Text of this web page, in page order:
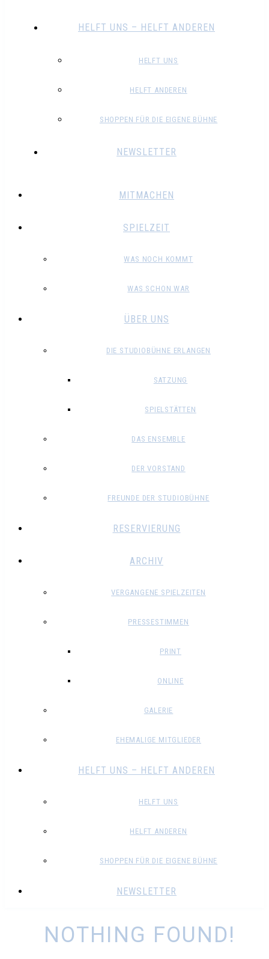
HELFT UNS – HELFT ANDEREN
HELFT UNS
HELFT ANDEREN
SHOPPEN FÜR DIE EIGENE BÜHNE
NEWSLETTER
MITMACHEN
SPIELZEIT
WAS NOCH KOMMT
WAS SCHON WAR
ÜBER UNS
DIE STUDIOBÜHNE ERLANGEN
SATZUNG
SPIELSTÄTTEN
DAS ENSEMBLE
DER VORSTAND
FREUNDE DER STUDIOBÜHNE
RESERVIERUNG
ARCHIV
VERGANGENE SPIELZEITEN
PRESSESTIMMEN
PRINT
ONLINE
GALERIE
EHEMALIGE MITGLIEDER
HELFT UNS – HELFT ANDEREN
HELFT UNS
HELFT ANDEREN
SHOPPEN FÜR DIE EIGENE BÜHNE
NEWSLETTER
NOTHING FOUND!